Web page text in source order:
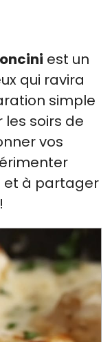
est un
qui ravira
simple
soirs de
vos
et à partager